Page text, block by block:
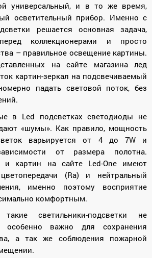
универсальный, и в то же время,
осветительный прибор. Именно с
решается основная задача,
коллекционерами и просто
– правильное освещение картины.
на сайте магазина лед
картин-зеркал на подсвечиваемый
падать световой поток, без
в Led подсветках светодиоды не
«шумы». Как правило, мощность
варьируется от 4 до 7W и
от размера полотна.
и картин на сайте Led-One имеют
(Ra) и нейтральный
именно поэтому восприятие
комфортным.
светильники-подсветки не
особенно важно для сохранения
а так же соблюдения пожарной